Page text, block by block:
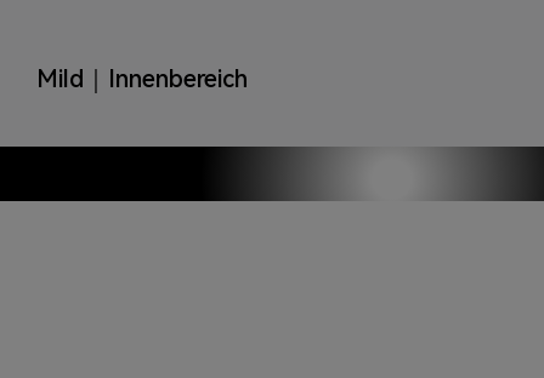
Mild｜Innenbereich